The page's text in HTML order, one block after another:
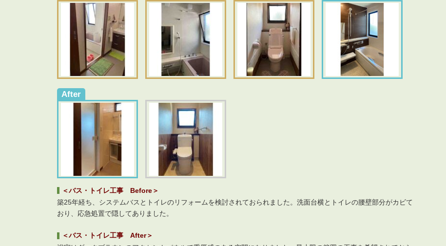
After
＜バス・トイレ工事 Before＞
築25年経ち、システムバスとトイレのリフォームを検討されておられました。洗面台横とトイレの腰壁部分がカビて
おり、応急処置で隠してありました。
＜バス・トイレ工事 After＞